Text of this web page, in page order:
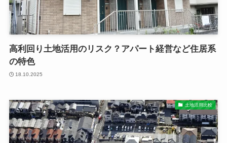
高利回り土地活用のリスク？アパート経営など住居系
の特色
18.10.2025
土地活用比較